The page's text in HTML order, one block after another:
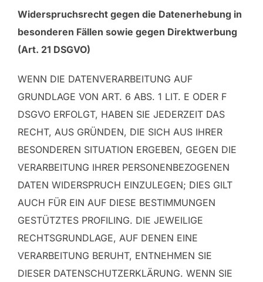
Widerspruchsrecht gegen die Datenerhebung in
besonderen Fällen sowie gegen Direktwerbung
(Art. 21 DSGVO)
WENN DIE DATENVERARBEITUNG AUF
GRUNDLAGE VON ART. 6 ABS. 1 LIT. E ODER F
DSGVO ERFOLGT, HABEN SIE JEDERZEIT DAS
RECHT, AUS GRÜNDEN, DIE SICH AUS IHRER
BESONDEREN SITUATION ERGEBEN, GEGEN DIE
VERARBEITUNG IHRER PERSONENBEZOGENEN
DATEN WIDERSPRUCH EINZULEGEN; DIES GILT
AUCH FÜR EIN AUF DIESE BESTIMMUNGEN
GESTÜTZTES PROFILING. DIE JEWEILIGE
RECHTSGRUNDLAGE, AUF DENEN EINE
VERARBEITUNG BERUHT, ENTNEHMEN SIE
DIESER DATENSCHUTZERKLÄRUNG. WENN SIE